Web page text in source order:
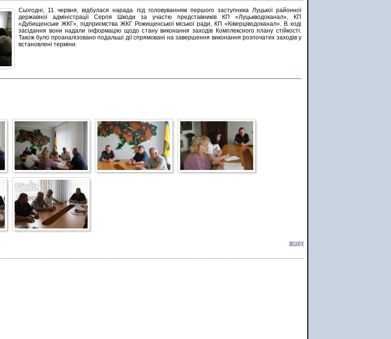
Сьогодні, 11 червня, відбулася нарада під головуванням першого заступника Луцької районної
державної адміністрації Сергія Шкоди за участю представників КП «Луцькводоканал», КП
«Дубищенське ЖКГ», підприємства ЖКГ Рожищенської міської ради, КП «Ківерціводоканал». В ході
засідання вони надали інформацію щодо стану виконання заходів Комплексного плану стійкості.
Також було проаналізовано подальші дії спрямовані на завершення виконання розпочатих заходів у
встановлені терміни.
вгору